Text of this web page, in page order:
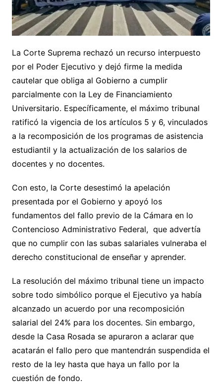
La Corte Suprema rechazó un recurso interpuesto
por el Poder Ejecutivo y dejó firme la medida
cautelar que obliga al Gobierno a cumplir
parcialmente con la Ley de Financiamiento
Universitario. Específicamente, el máximo tribunal
ratificó la vigencia de los artículos 5 y 6, vinculados
a la recomposición de los programas de asistencia
estudiantil y la actualización de los salarios de
docentes y no docentes.
Con esto, la Corte desestimó la apelación
presentada por el Gobierno y apoyó los
fundamentos del fallo previo de la Cámara en lo
Contencioso Administrativo Federal, que advertía
que no cumplir con las subas salariales vulneraba el
derecho constitucional de enseñar y aprender.
La resolución del máximo tribunal tiene un impacto
sobre todo simbólico porque el Ejecutivo ya había
alcanzado un acuerdo por una recomposición
salarial del 24% para los docentes. Sin embargo,
desde la Casa Rosada se apuraron a aclarar que
acatarán el fallo pero que mantendrán suspendida el
resto de la ley hasta que haya un fallo por la
cuestión de fondo.